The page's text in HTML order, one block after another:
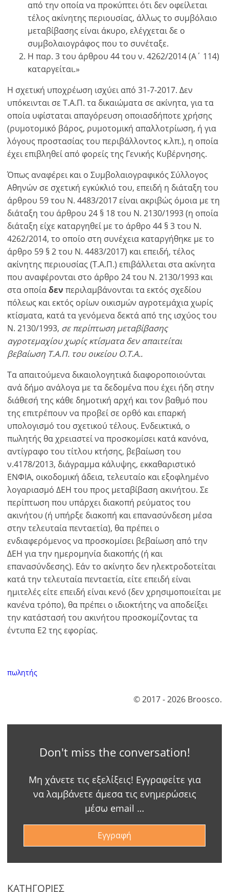
από την οποία να προκύπτει ότι δεν οφείλεται
τέλος ακίνητης περιουσίας, άλλως το συμβόλαιο
μεταβίβασης είναι άκυρο, ελέγχεται δε ο
συμβολαιογράφος που το συνέταξε.
Η παρ. 3 του άρθρου 44 του ν. 4262/2014 (Α΄ 114)
καταργείται.»
Η σχετική υποχρέωση ισχύει από 31-7-2017. Δεν
υπόκεινται σε Τ.Α.Π. τα δικαιώματα σε ακίνητα, για τα
οποία υφίσταται απαγόρευση οποιασδήποτε χρήσης
(ρυμοτομικό βάρος, ρυμοτομική απαλλοτρίωση, ή για
λόγους προστασίας του περιβάλλοντος κ.λπ.), η οποία
έχει επιβληθεί από φορείς της Γενικής Κυβέρνησης.
Όπως αναφέρει και ο Συμβολαιογραφικός Σύλλογος
Αθηνών σε σχετική εγκύκλιό του, επειδή η διάταξη του
άρθρου 59 του Ν. 4483/2017 είναι ακριβώς όμοια με τη
διάταξη του άρθρου 24 § 18 του Ν. 2130/1993 (η οποία
διάταξη είχε καταργηθεί με το άρθρο 44 § 3 του Ν.
4262/2014, το οποίο στη συνέχεια καταργήθηκε με το
άρθρο 59 § 2 του Ν. 4483/2017) και επειδή, τέλος
ακίνητης περιουσίας (Τ.Α.Π.) επιβάλλεται στα ακίνητα
που αναφέρονται στο άρθρο 24 του Ν. 2130/1993 και
στα οποίαδενπεριλαμβάνονται τα εκτός σχεδίου
πόλεως και εκτός ορίων οικισμών αγροτεμάχια χωρίς
κτίσματα, κατά τα γενόμενα δεκτά από της ισχύος του
Ν. 2130/1993, σε περίπτωση μεταβίβασης
αγροτεμαχίου χωρίς κτίσματα δεν απαιτείται
βεβαίωση Τ.Α.Π. του οικείου Ο.Τ.Α..
Τα απαιτούμενα δικαιολογητικά διαφοροποιούνται
ανά δήμο ανάλογα με τα δεδομένα που έχει ήδη στην
διάθεσή της κάθε δημοτική αρχή και τον βαθμό που
της επιτρέπουν να προβεί σε ορθό και επαρκή
υπολογισμό του σχετικού τέλους. Eνδεικτικά, ο
πωλητής θα χρειαστεί να προσκομίσει κατά κανόνα,
αντίγραφο του τίτλου κτήσης, βεβαίωση του
ν.4178/2013, διάγραμμα κάλυψης, εκκαθαριστικό
ΕΝΦΙΑ, οικοδομική άδεια, τελευταίο και εξοφλημένο
λογαριασμό ΔΕΗ του προς μεταβίβαση ακινήτου. Σε
περίπτωση που υπάρχει διακοπή ρεύματος του
ακινήτου (ή υπήρξε διακοπή και επανασύνδεση μέσα
στην τελευταία πενταετία), θα πρέπει ο
ενδιαφερόμενος να προσκομίσει βεβαίωση από την
ΔΕΗ για την ημερομηνία διακοπής (ή και
επανασύνδεσης). Εάν το ακίνητο δεν ηλεκτροδοτείται
κατά την τελευταία πενταετία, είτε επειδή είναι
ημιτελές είτε επειδή είναι κενό (δεν χρησιμοποιείται με
κανένα τρόπο), θα πρέπει ο ιδιοκτήτης να αποδείξει
την κατάστασή του ακινήτου προσκομίζοντας τα
έντυπα Ε2 της εφορίας.
πωλητής
© 2017 - 2026 Broosco.
Don't miss the conversation!
Μη χάνετε τις εξελίξεις! Εγγραφείτε για
να λαμβάνετε άμεσα τις ενημερώσεις
μέσω email …
Εγγραφή
ΚΑΤΗΓΟΡΙΕΣ
Νόμισμα
Μονάδες
EUR €
USD - $
GBP - £
m/km/m²
ft/mi/ft²
Αποθήκευση
English
Ελληνικά
Français
Παρακαλώ
κάνετε
login
για
χρήση
της
λειτουργίας
Δεν
έχετε
λογαριασμό?
Εγραφείτε
τώρα!
δείτε
όλα
τα
πλεονεκτήματα